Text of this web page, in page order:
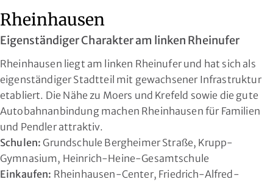
Rheinhausen
Eigenständiger Charakter am linken Rheinufer
Rheinhausen liegt am linken Rheinufer und hat sich als
eigenständiger Stadtteil mit gewachsener Infrastruktur
etabliert. Die Nähe zu Moers und Krefeld sowie die gute
Autobahnanbindung machen Rheinhausen für Familien
und Pendler attraktiv.
Schulen: Grundschule Bergheimer Straße, Krupp-
Gymnasium, Heinrich-Heine-Gesamtschule
Einkaufen: Rheinhausen-Center, Friedrich-Alfred-